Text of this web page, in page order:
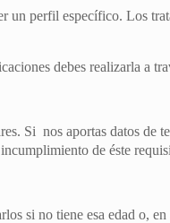
un perfil específico. Los
debes realizarla a
Si nos aportas datos de
de éste
si no tiene esa edad o,